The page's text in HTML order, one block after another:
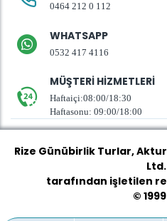
0464 212 0 112
WHATSAPP
0532 417 4116
MÜŞTERI HIZMETLERI
Haftaiçi:08:00/18:30
Haftasonu: 09:00/18:00
Rize Günübirlik Turlar,
tarafından işletilen
©